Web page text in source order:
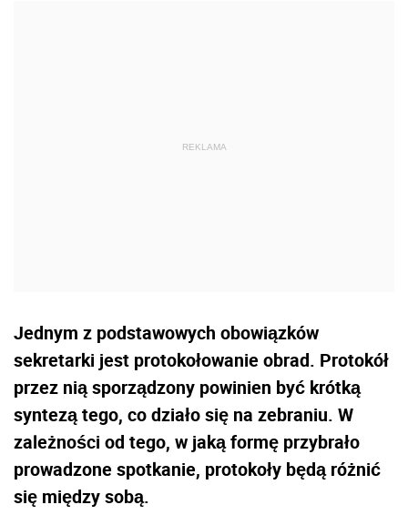
Jednym z podstawowych obowiązków
sekretarki jest protokołowanie obrad. Protokół
przez nią sporządzony powinien być krótką
syntezą tego, co działo się na zebraniu. W
zależności od tego, w jaką formę przybrało
prowadzone spotkanie, protokoły będą różnić
się między sobą.